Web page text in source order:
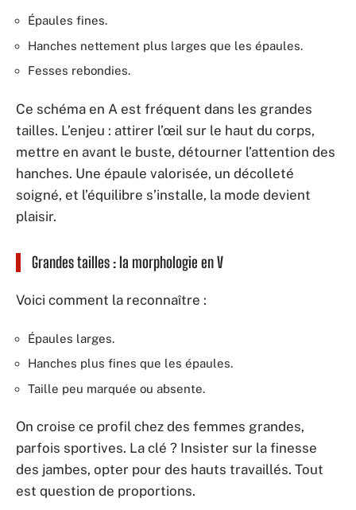
Épaules fines.
Hanches nettement plus larges que les épaules.
Fesses rebondies.
Ce schéma en A est fréquent dans les grandes
tailles. L’enjeu : attirer l’œil sur le haut du corps,
mettre en avant le buste, détourner l’attention des
hanches. Une épaule valorisée, un décolleté
soigné, et l’équilibre s’installe, la mode devient
plaisir.
Grandes tailles : la morphologie en V
Voici comment la reconnaître :
Épaules larges.
Hanches plus fines que les épaules.
Taille peu marquée ou absente.
On croise ce profil chez des femmes grandes,
parfois sportives. La clé ? Insister sur la finesse
des jambes, opter pour des hauts travaillés. Tout
est question de proportions.